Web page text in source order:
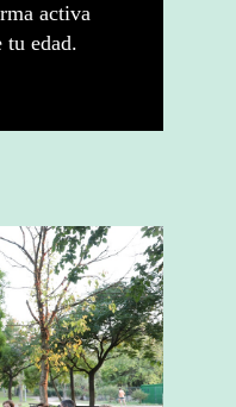
activa
tu edad.